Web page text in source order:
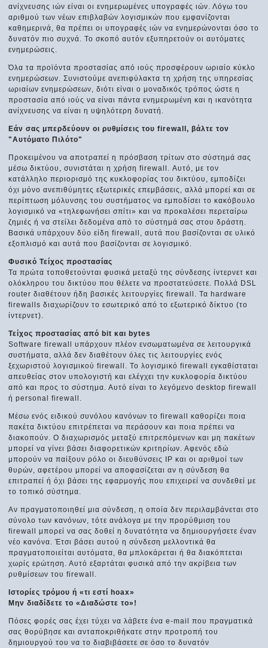
ανίχνευσης ιών είναι οι ενημερωμένες υπογραφές ιών. Λόγω του
αριθμού των νέων επιβλαβών λογισμικών που εμφανίζονται
καθημερινά, θα πρέπει οι υπογραφές ιών να ενημερώνονται όσο το
δυνατόν πιο συχνά. Το σκοπό αυτόν εξυπηρετούν οι αυτόματες
ενημερώσεις.
Όλα τα προϊόντα προστασίας από ιούς προσφέρουν ωριαίο κύκλο
ενημερώσεων. Συνιστούμε ανεπιφύλακτα τη χρήση της υπηρεσίας
ωριαίων ενημερώσεων, διότι είναι ο μοναδικός τρόπος ώστε η
προστασία από ιούς να είναι πάντα ενημερωμένη και η ικανότητα
ανίχνευσης να είναι η υψηλότερη δυνατή.
Εάν σας μπερδεύουν οι ρυθμίσεις του firewall, βάλτε τον
"Αυτόματο Πιλότο"
Προκειμένου να αποτραπεί η πρόσβαση τρίτων στο σύστημά σας
μέσω δικτύου, συνιστάται η χρήση firewall. Αυτό, με τον
κατάλληλο περιορισμό της κυκλοφορίας του δικτύου, εμποδίζει
όχι μόνο ανεπιθύμητες εξωτερικές επεμβάσεις, αλλά μπορεί και σε
περίπτωση μόλυνσης του συστήματος να εμποδίσει το κακόβουλο
λογισμικό να «τηλεφωνήσει σπίτι» και να προκαλέσει περεταίρω
ζημιές ή να στείλει δεδομένα από το σύστημά σας στου δράστη.
Βασικά υπάρχουν δύο είδη firewall, αυτά που βασίζονται σε υλικό
εξοπλισμό και αυτά που βασίζονται σε λογισμικό.
Φυσικό Τείχος προστασίας
Τα πρώτα τοποθετούνται φυσικά μεταξύ της σύνδεσης ίντερνετ και
ολόκληρου του δικτύου που θέλετε να προστατεύσετε. Πολλά DSL
router διαθέτουν ήδη βασικές λειτουργίες firewall. Τα hardware
firewalls διαχωρίζουν το εσωτερικό από το εξωτερικό δίκτυο (το
ίντερνετ).
Τείχος προστασίας από bit και bytes
Software firewall υπάρχουν πλέον ενσωματωμένα σε λειτουργικά
συστήματα, αλλά δεν διαθέτουν όλες τις λειτουργίες ενός
ξεχωριστού λογισμικού firewall. Το λογισμικό firewall εγκαθίσταται
απευθείας στον υπολογιστή και ελέγχει την κυκλοφορία δικτύου
από και προς το σύστημα. Αυτό είναι το λεγόμενο desktop firewall
ή personal firewall.
Μέσω ενός ειδικού συνόλου κανόνων το firewall καθορίζει ποια
πακέτα δικτύου επιτρέπεται να περάσουν και ποια πρέπει να
διακοπούν. Ο διαχωρισμός μεταξύ επιτρεπόμενων και μη πακέτων
μπορεί να γίνει βάσει διαφορετικών κριτηρίων. Αφενός εδώ
μπορούν να παίξουν ρόλο οι διευθύνσεις IP και οι αριθμοί των
θυρών, αφετέρου μπορεί να αποφασίζεται αν η σύνδεση θα
επιτραπεί ή όχι βάσει της εφαρμογής που επιχειρεί να συνδεθεί με
το τοπικό σύστημα.
Αν πραγματοποιηθεί μια σύνδεση, η οποία δεν περιλαμβάνεται στο
σύνολο των κανόνων, τότε ανάλογα με την προρύθμιση του
firewall μπορεί να σας δοθεί η δυνατότητα να δημιουργήσετε έναν
νέο κανόνα. Έτσι βάσει αυτού η σύνδεση μελλοντικά θα
πραγματοποιείται αυτόματα, θα μπλοκάρεται ή θα διακόπτεται
χωρίς ερώτηση. Αυτό εξαρτάται φυσικά από την ακρίβεια των
ρυθμίσεων του firewall.
Ιστορίες τρόμου ή «τι εστί hoax»
Μην διαδίδετε το «Διαδώστε το»!
Πόσες φορές σας έχει τύχει να λάβετε ένα e-mail που πραγματικά
σας θορύβησε και ανταποκριθήκατε στην προτροπή του
δημιουργού του να το διαβιβάσετε σε όσο το δυνατόν